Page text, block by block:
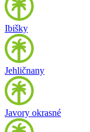
Ibišky
Jehličnany
Javory okrasné